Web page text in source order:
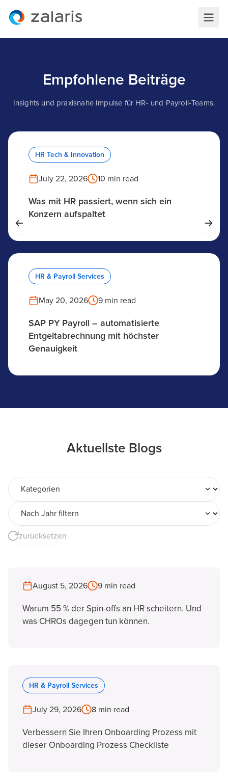
Empfohlene Beiträge
Insights und praxisnahe Impulse für HR- und Payroll-Teams.
HR Tech & Innovation
July 22, 2026 10 min read
Was mit HR passiert, wenn sich ein
Konzern aufspaltet
HR & Payroll Services
May 20, 2026 9 min read
SAP PY Payroll – automatisierte
Entgeltabrechnung mit höchster
Genauigkeit
Aktuellste Blogs
Kategorien
Nach Jahr filtern
zurücksetzen
August 5, 2026 9 min read
Warum 55 % der Spin-offs an HR scheitern. Und
was CHROs dagegen tun können.
HR & Payroll Services
July 29, 2026 8 min read
Verbessern Sie Ihren Onboarding Prozess mit
dieser Onboarding Prozess Checkliste